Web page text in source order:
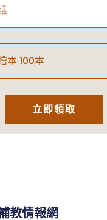
立即領取
教情報網